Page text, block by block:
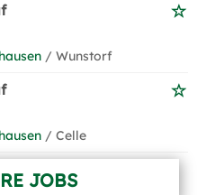
/ Wunstorf
/ Celle
JOBS